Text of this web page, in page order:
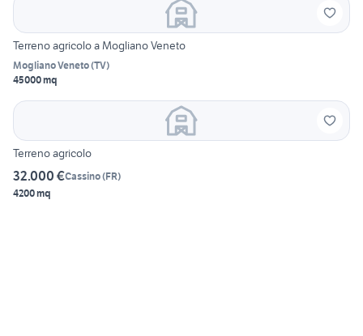
Terreno agricolo a Mogliano Veneto
Mogliano Veneto(TV)
45000 mq
Terreno agricolo
32.000 €Cassino(FR)
4200 mq